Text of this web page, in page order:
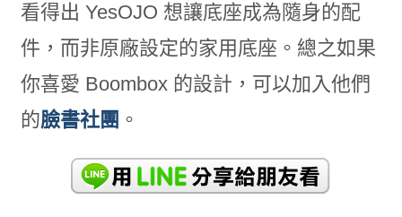
看得出 YesOJO 想讓底座成為隨身的配
件，而非原廠設定的家用底座。總之如果
你喜愛 Boombox 的設計，可以加入他們
的臉書社團 。